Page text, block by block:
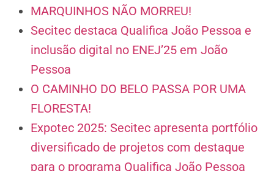
MARQUINHOS NÃO MORREU!
Secitec destaca Qualifica João Pessoa e
inclusão digital no ENEJ’25 em João
Pessoa
O CAMINHO DO BELO PASSA POR UMA
FLORESTA!
Expotec 2025: Secitec apresenta portfólio
diversificado de projetos com destaque
para o programa Qualifica João Pessoa